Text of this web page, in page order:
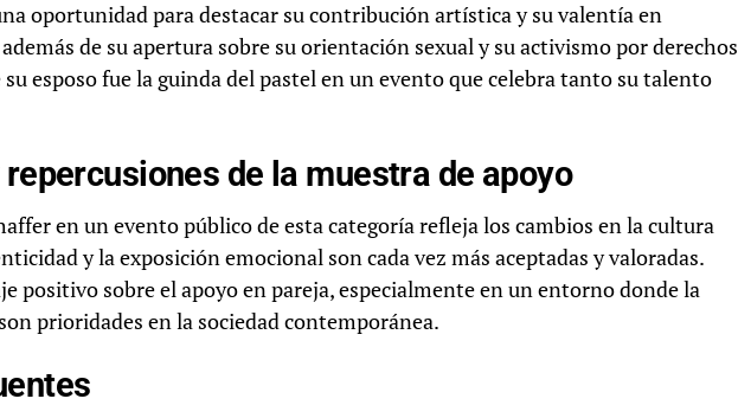
oportunidad para destacar su contribución artística y su valentía en
de su apertura sobre su orientación sexual y su activismo por derechos
su esposo fue la guinda del pastel en un evento que celebra tanto su talento
de la muestra de apoyo
en un evento público de esta categoría refleja los cambios en la cultura
y la exposición emocional son cada vez más aceptadas y valoradas.
positivo sobre el apoyo en pareja, especialmente en un entorno donde la
prioridades en la sociedad contemporánea.